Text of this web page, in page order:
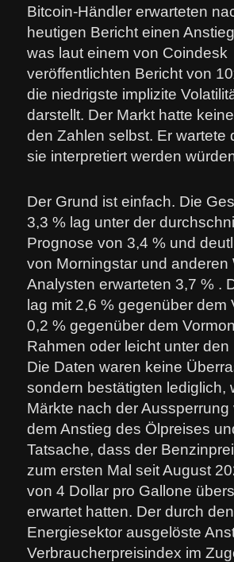
Bitcoin-Händler erwarteten
heutigen Bericht einen
was laut einem von Coindesk
veröffentlichten Bericht von
die niedrigste implizite
darstellt. Der Markt hatte
den Zahlen selbst. Er wartete
sie interpretiert werden
Der Grund ist einfach. Die
3,3 % lag unter der
Prognose von 3,4 % und
von Morningstar und anderen
Analysten erwarteten 3,7 % .
lag mit 2,6 % gegenüber dem
0,2 % gegenüber dem
Rahmen oder leicht unter den
Die Daten waren keine
sondern bestätigten lediglich,
Märkte nach der Aussperrung
dem Anstieg des Ölpreises
Tatsache, dass der
zum ersten Mal seit August
von 4 Dollar pro Gallone
erwartet hatten. Der durch den
Energiesektor ausgelöste
Verbraucherpreisindex im